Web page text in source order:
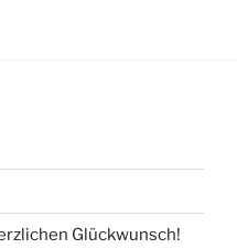
Glückwunsch!